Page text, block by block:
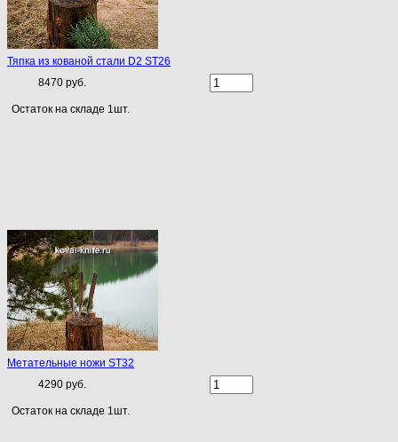
Тяпка из кованой стали D2 ST26
8470 руб.
Остаток на складе 1шт.
Метательные ножи ST32
4290 руб.
Остаток на складе 1шт.